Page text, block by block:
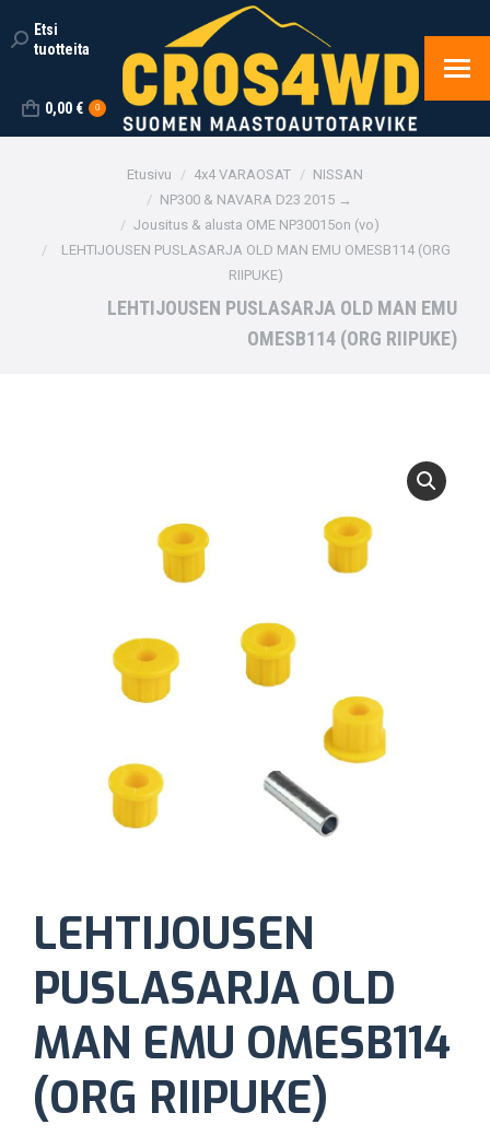
Search:
Etsi
tuotteita
0,00 € 0
You are here:Etusivu 4x4 VARAOSAT
NISSAN
NP300 & NAVARA D23 2015 →
Jousitus & alusta OME NP30015on (vo)
LEHTIJOUSEN PUSLASARJA OLD MAN EMU OMESB114 (ORG
RIIPUKE)
LEHTIJOUSEN PUSLASARJA OLD MAN EMU
OMESB114 (ORG RIIPUKE)
LEHTIJOUSEN
PUSLASARJA OLD
MAN EMU OMESB114
(ORG RIIPUKE)